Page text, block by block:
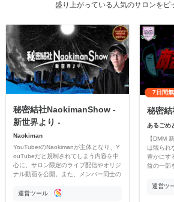
盛り上がっている人気のサロンをピ
秘密結社NaokimanShow -
新世界より -
Naokiman
YouTuberのNaokimanが主体となり、Y
ouTubeだと規制されてしまう内容を中
心に、サロン限定のライブ配信やオリジ
ナル動画を公開。また、メンバー同士の
ただいています。
運営ツール
7日間
秘密
あるごめ
【DMM
は観られ
豊かにす
益の一部
す運営ツ